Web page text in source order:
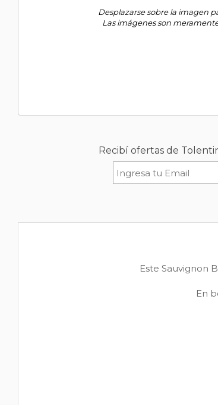
Desplazarse sobre la imagen
Las imágenes son
Recibí ofertas de
Este Sauvignon
En